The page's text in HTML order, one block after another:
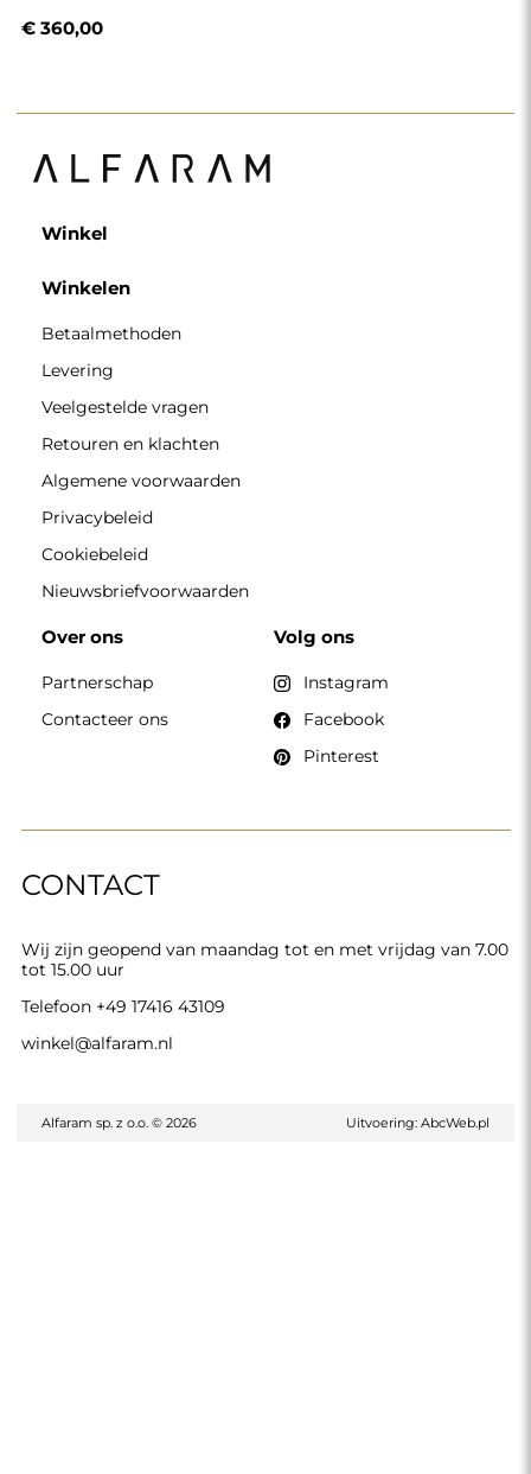
€ 360,00
CONTACT
Wij zijn geopend van maandag tot en met vrijdag van 7.00
tot 15.00 uur
Telefoon +49 17416 43109
winkel@alfaram.nl
Winkel
Winkelen
Betaalmethoden
Levering
Veelgestelde vragen
Retouren en klachten
Algemene voorwaarden
Privacybeleid
Cookiebeleid
Nieuwsbriefvoorwaarden
Over ons
Partnerschap
Contacteer ons
Volg ons
Instagram
Facebook
Pinterest
Alfaram sp. z o.o. © 2026 Uitvoering: AbcWeb.pl